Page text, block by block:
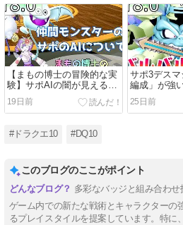
【まもの博士の冒険的な実
験】サポAIの闇が見えるコ
ンテンツだった？仲間モン
スターのDPSから見るオス
スメについて
19日前
サポ3デス
編成」が強
最強の時代！
25日前
#ドラクエ10 #DQ10
このブログのここがポイント
多彩なバッジと組み合わせ
ゲーム内での新たな戦術とキャラクターの
るプレイスタイルを提案しています。特に